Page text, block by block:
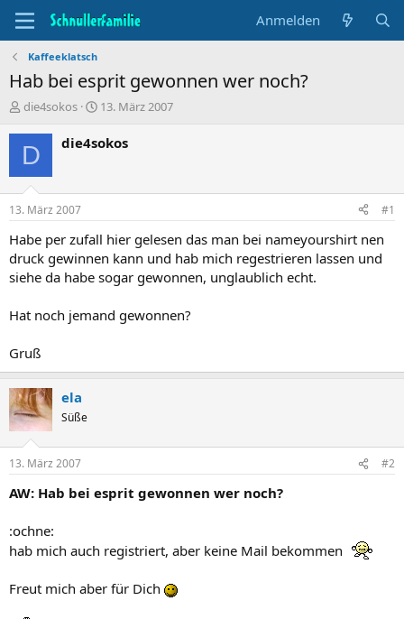
Anmelden
Kaffeeklatsch
Hab bei esprit gewonnen wer noch?
T
e
m
n
t
a
t
e
die4sokos
B
g
a
t
m
13. März 2007
D die4sokos
13. März 2007 #1
Habe per zufall hier gelesen das man bei nameyourshirt nen
druck gewinnen kann und hab mich regestrieren lassen und
siehe da habe sogar gewonnen, unglaublich echt.
Hat noch jemand gewonnen?
Gruß
ela
Süße
13. März 2007 #2
AW: Hab bei esprit gewonnen wer noch?
:ochne:
hab mich auch registriert, aber keine Mail bekommen
Freut mich aber für Dich